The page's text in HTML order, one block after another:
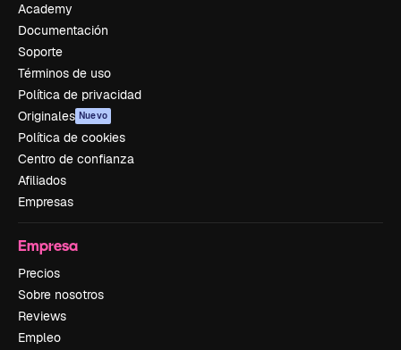
Academy
Documentación
Soporte
Términos de uso
Política de privacidad
Originales Nuevo
Política de cookies
Centro de confianza
Afiliados
Empresas
Empresa
Precios
Sobre nosotros
Reviews
Empleo